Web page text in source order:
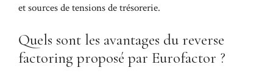
et sources de tensions de trésorerie.
Quels sont les avantages du reverse
factoring proposé par Eurofactor ?